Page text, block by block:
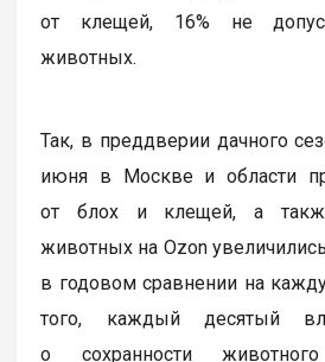
от клещей, 16% не
животных.
Так, в преддверии дачного
июня в Москве и области
от блох и клещей, а
животных на Ozon
в годовом сравнении на
того, каждый десятый
о сохранности